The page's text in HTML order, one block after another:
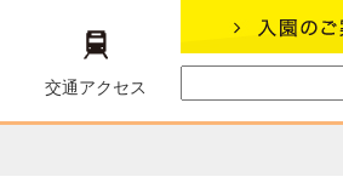
交通アクセス